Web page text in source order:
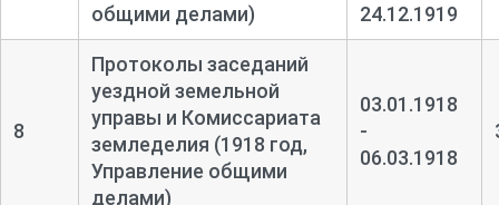
общими делами)
24.12.1919
8
Протоколы заседаний
уездной земельной
управы и Комиссариата
земледелия (1918 год,
Управление общими
делами)
03.01.1918
-
06.03.1918